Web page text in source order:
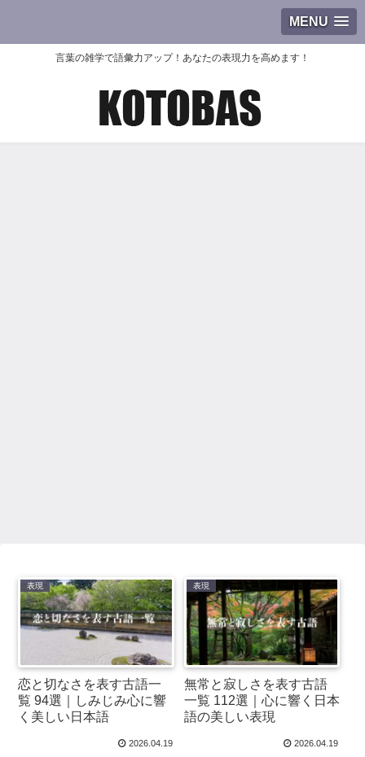
MENU
言葉の雑学で語彙力アップ！あなたの表現力を高めます！
表現
恋と切なさを表す古語一
覧 94選｜しみじみ心に響
く美しい日本語
2026.04.19
表現
無常と寂しさを表す古語
一覧 112選｜心に響く日本
語の美しい表現
2026.04.19